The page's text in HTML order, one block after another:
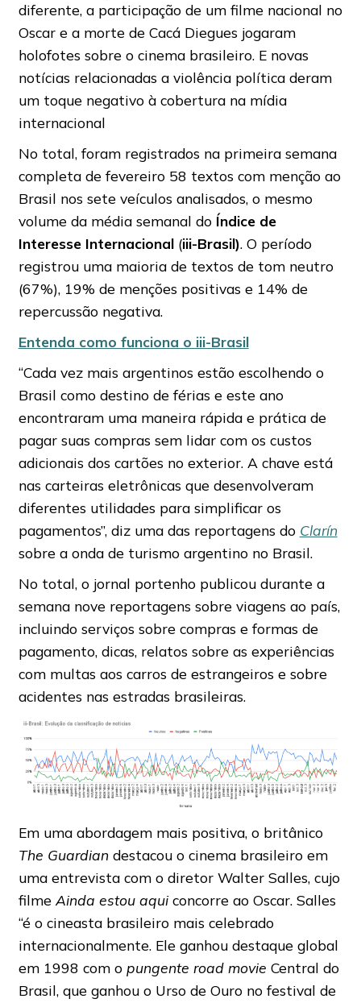
diferente, a participação de um filme nacional no
Oscar e a morte de Cacá Diegues jogaram
holofotes sobre o cinema brasileiro. E novas
notícias relacionadas a violência política deram
um toque negativo à cobertura na mídia
internacional
No total, foram registrados na primeira semana
completa de fevereiro 58 textos com menção ao
Brasil nos sete veículos analisados, o mesmo
volume da média semanal do Índice de
Interesse Internacional(iii-Brasil). O período
registrou uma maioria de textos de tom neutro
(67%), 19% de menções positivas e 14% de
repercussão negativa.
Entenda como funciona o iii-Brasil
“Cada vez mais argentinos estão escolhendo o
Brasil como destino de férias e este ano
encontraram uma maneira rápida e prática de
pagar suas compras sem lidar com os custos
adicionais dos cartões no exterior. A chave está
nas carteiras eletrônicas que desenvolveram
diferentes utilidades para simplificar os
pagamentos”, diz uma das reportagens do Clarín
sobre a onda de turismo argentino no Brasil.
No total, o jornal portenho publicou durante a
semana nove reportagens sobre viagens ao país,
incluindo serviços sobre compras e formas de
pagamento, dicas, relatos sobre as experiências
com multas aos carros de estrangeiros e sobre
acidentes nas estradas brasileiras.
Em uma abordagem mais positiva, o britânico
The Guardiandestacou o cinema brasileiro em
uma entrevista com o diretor Walter Salles, cujo
filmeAinda estou aquiconcorre ao Oscar. Salles
“é o cineasta brasileiro mais celebrado
internacionalmente. Ele ganhou destaque global
em 1998 com o pungente road movie Central do
Brasil, que ganhou o Urso de Ouro no festival de